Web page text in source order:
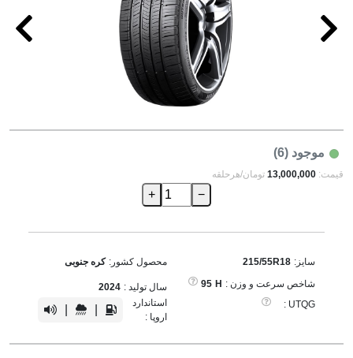
موجود (6)
قیمت: 13,000,000 تومان/هرحلقه
−
+
سایز: 215/55R18
شاخص سرعت و وزن : H
95
UTQG :
محصول کشور: کره جنوبی
سال تولید : 2024
استاندارد
اروپا :